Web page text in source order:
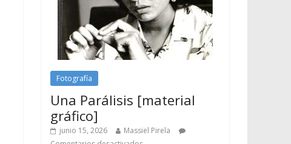
Fotografía
Una Parálisis [material
gráfico]
junio 15, 2026
Massiel Pirela